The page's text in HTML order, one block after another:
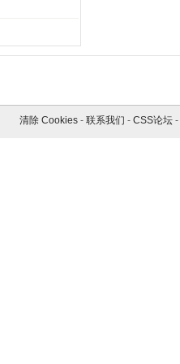
清除 Cookies- 联系我们 - CSS论坛-